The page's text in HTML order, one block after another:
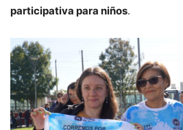
participativa para niños.